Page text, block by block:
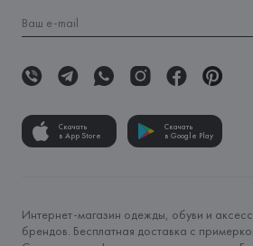
Скачать
в App Store
Скачать
в Google Play
Интернет-магазин одежды, обуви и
брендов. Бесплатная доставка с